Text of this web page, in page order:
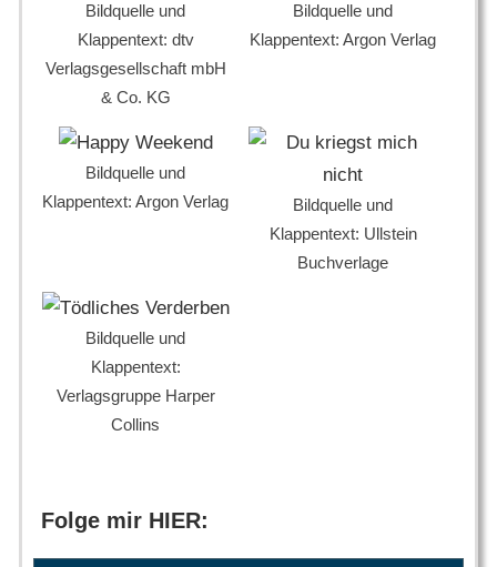
Bildquelle und
Klappentext: dtv
Verlagsgesellschaft mbH
& Co. KG
Bildquelle und
Klappentext: Argon Verlag
Bildquelle und
Klappentext: Argon Verlag
Bildquelle und
Klappentext: Ullstein
Buchverlage
Bildquelle und
Klappentext:
Verlagsgruppe Harper
Collins
Folge mir HIER: